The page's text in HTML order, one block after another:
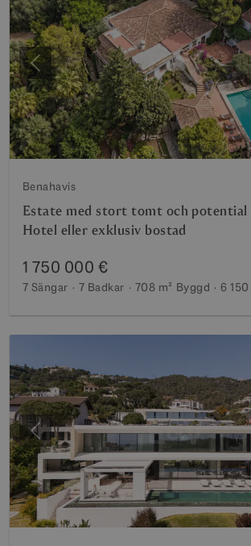
Föregående
Benahavis
Estate med stort tomt och
Hotel eller exklusiv bostad
1 750 000 €
7 Sängar 7 Badkar 708 m² Byggd 6 150
Föregående